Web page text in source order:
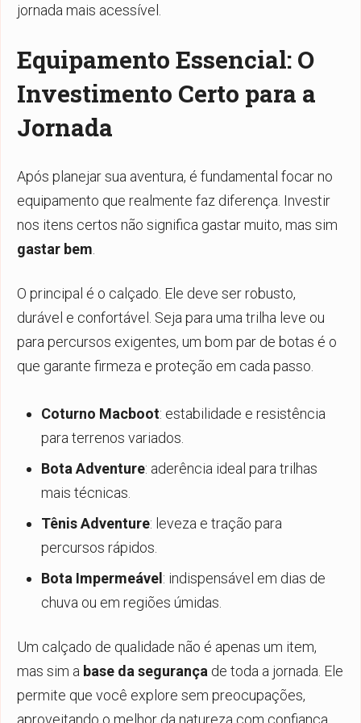
jornada mais acessível.
Equipamento Essencial: O
Investimento Certo para a
Jornada
Após planejar sua aventura, é fundamental focar no
equipamento que realmente faz diferença. Investir
nos itens certos não significa gastar muito, mas sim
gastar bem
O principal é o calçado. Ele deve ser robusto,
durável e confortável. Seja para uma trilha leve ou
para percursos exigentes, um bom par de botas é o
que garante firmeza e proteção em cada passo.
Coturno Macboot: estabilidade e resistência
para terrenos variados.
Bota Adventure: aderência ideal para trilhas
mais técnicas.
Tênis Adventure: leveza e tração para
percursos rápidos.
Bota Impermeável : indispensável em dias de
chuva ou em regiões úmidas.
Um calçado de qualidade não é apenas um item,
mas sim a base da segurança de toda a jornada. Ele
permite que você explore sem preocupações,
aproveitando o melhor da natureza com confiança.